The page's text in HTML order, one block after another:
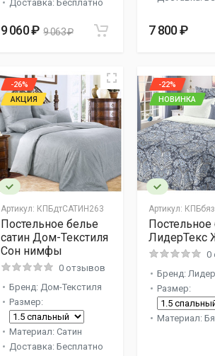
Доставка: Бесплатно
9 060 ₽ 9 063 ₽ 7 800 ₽
Артикул: КПБдтСАТИН263
-26%
АКЦИЯ
Постельное белье
сатин Дом-Текстиля
Сон нимфы
0 отзывов
Бренд: Дом-Текстиля
Размер:
Материал: Сатин
Доставка: Бесплатно
Артикул:
-22%
НОВИНКА
Постельное
ЛидерТекс
0
Бренд:
Размер:
Материал: